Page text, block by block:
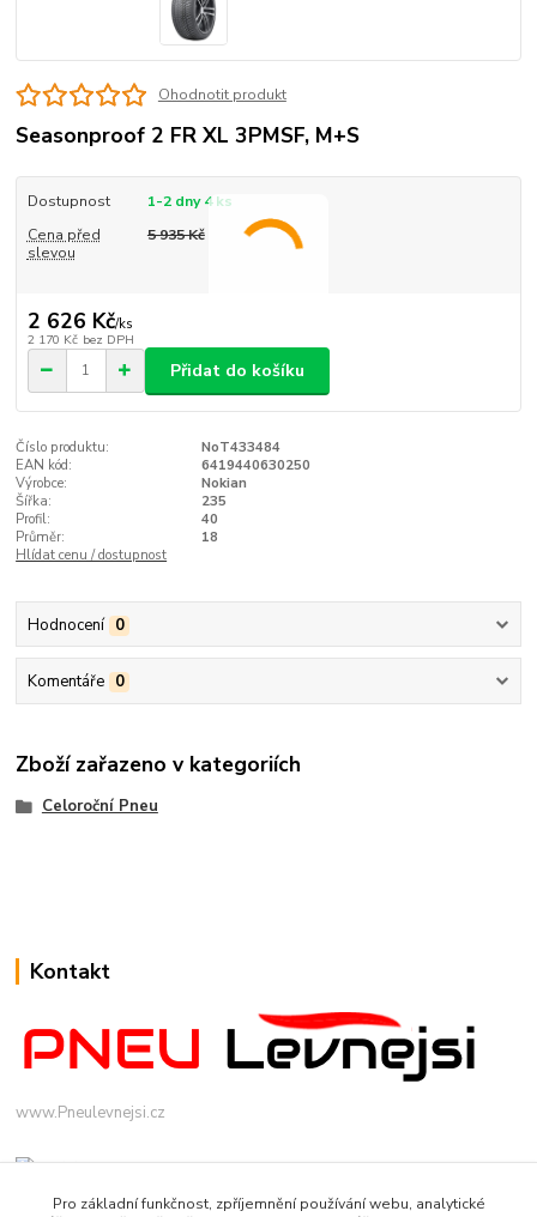
Ohodnotit produkt
Seasonproof 2 FR XL 3PMSF, M+S
Dostupnost
1-2 dny 4 ks
Cena před
slevou
5 935 Kč
2 626 Kč/ks
2 170 Kč bez DPH
Přidat do košíku
Číslo produktu:
NoT433484
EAN kód:
6419440630250
Výrobce:
Nokian
Šířka:
235
Profil:
40
Průměr:
18
Hlídat cenu / dostupnost
Hodnocení 0
Komentáře 0
Zboží zařazeno v kategoriích
Celoroční Pneu
Kontakt
www.Pneulevnejsi.cz
Pro základní funkčnost, zpříjemnění používání webu, analytické